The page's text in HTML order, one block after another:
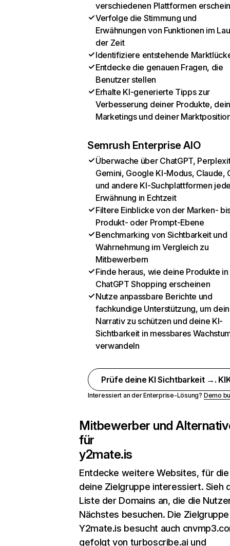
verschiedenen Plattformen
Verfolge die Stimmung und
Erwähnungen von Funktionen im
der Zeit
Identifiziere entstehende
Entdecke die genauen Fragen, die
Benutzer stellen
Erhalte KI-generierte Tipps zur
Verbesserung deiner Produkte,
Marketings und deiner
Semrush Enterprise AIO
Überwache über ChatGPT,
Gemini, Google KI-Modus, Claude,
und andere KI-Suchplattformen
Erwähnung in Echtzeit
Filtere Einblicke von der Marken-
Produkt- oder Prompt-Ebene
Benchmarking von Sichtbarkeit und
Wahrnehmung im Vergleich zu
Mitbewerbern
Finde heraus, wie deine Produkte in
ChatGPT Shopping erscheinen
Nutze anpassbare Berichte und
fachkundige Unterstützung, um dein
Narrativ zu schützen und deine KI-
Sichtbarkeit in messbares
verwandeln
Prüfe deine KI Sichtbarkeit →.
Interessiert an der Enterprise-Lösung? Demo
Mitbewerber und
für
y2mate.is
Entdecke weitere Websites, für
deine Zielgruppe interessiert. Sieh
Liste der Domains an, die die
Nächstes besuchen. Die
Y2mate.is besucht auch
gefolgt von turboscribe.ai und